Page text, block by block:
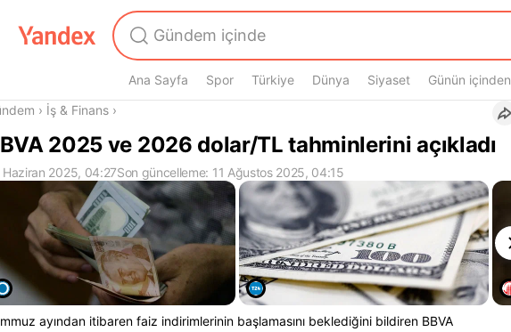
Ana Sayfa Spor Türkiye Dünya Siyaset Günün içinden
› İş & Finans ›
2025 ve 2026 dolar/TL tahminlerini açıkladı
Haziran 2025, 04:27Son güncelleme: 11 Ağustos 2025, 04:15
ayından itibaren faiz indirimlerinin başlamasını beklediğini bildiren BBVA